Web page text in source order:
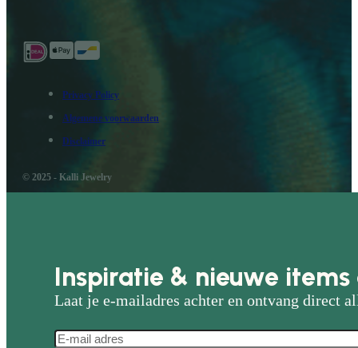
Privacy Policy
Algemene voorwaarden
Disclaimer
© 2025 - Kalli Jewelry
Inspiratie & nieuwe
Laat je e-mailadres achter en ontvang direct